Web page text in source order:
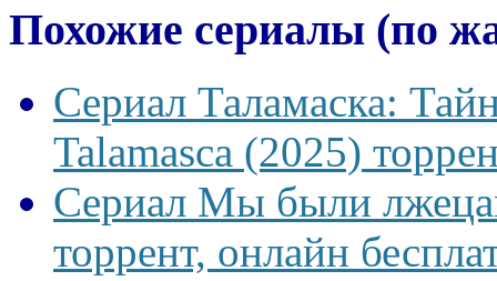
Похожие сериалы (по
Сериал Таламаска:
Talamasca (2025)
Сериал Мы были
торрент, онлайн